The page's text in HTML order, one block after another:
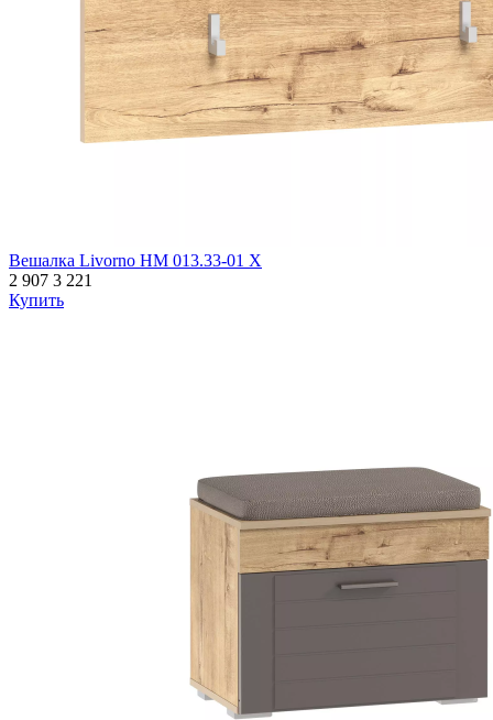
Вешалка Livorno НМ 013.33-01 Х
2 907 3 221
Купить